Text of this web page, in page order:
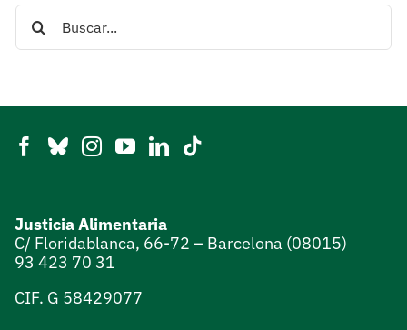
Search
for:
Justicia Alimentaria
C/ Floridablanca, 66-72 – Barcelona (08015)
93 423 70 31
CIF. G 58429077